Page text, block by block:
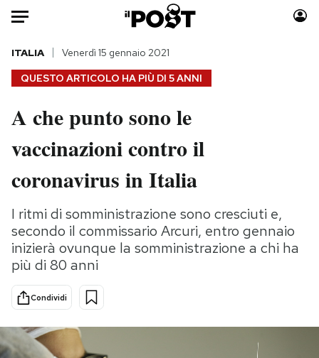
Auto
HOME
Italia
Politica
Tecnologia
Scienza
Cultura
Economia
Sport
Moda
Consumismi
Storie/Idee
Media
Europa
PODCAST
QUESTO ARTICOLO HA PIÙ DI 5 ANNI
ITALIA Venerdì 15 gennaio 2021
A che punto sono le
vaccinazioni contro il
coronavirus in Italia
I ritmi di somministrazione sono cresciuti e,
secondo il commissario Arcuri, entro gennaio
inizierà ovunque la somministrazione a chi ha
più di 80 anni
Condividi